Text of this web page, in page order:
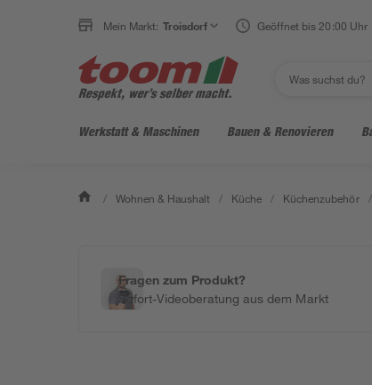
Mein Markt: Troisdorf Geöffnet bis 20:00 Uhr
Werkstatt & Maschinen Bauen & Renovieren
/ Wohnen & Haushalt / Küche / Küchenzubehör /
Fragen zum Produkt?
Sofort-Videoberatung aus dem Markt